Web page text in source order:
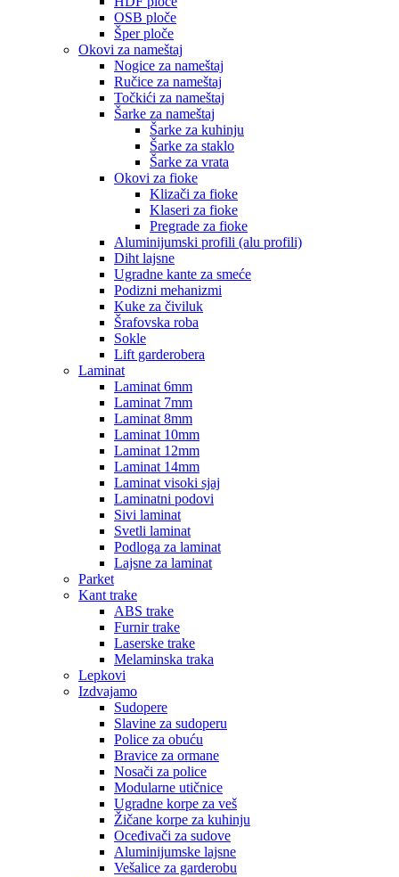
OSB ploče
Šper ploče
Okovi za nameštaj
Nogice za nameštaj
Ručice za nameštaj
Točkići za nameštaj
Šarke za nameštaj
Šarke za kuhinju
Šarke za staklo
Šarke za vrata
Okovi za fioke
Klizači za fioke
Klaseri za fioke
Pregrade za fioke
Aluminijumski profili (alu profili)
Diht lajsne
Ugradne kante za smeće
Podizni mehanizmi
Kuke za čiviluk
Šrafovska roba
Sokle
Lift garderobera
Laminat
Laminat 6mm
Laminat 7mm
Laminat 8mm
Laminat 10mm
Laminat 12mm
Laminat 14mm
Laminat visoki sjaj
Laminatni podovi
Sivi laminat
Svetli laminat
Podloga za laminat
Lajsne za laminat
Parket
Kant trake
ABS trake
Furnir trake
Laserske trake
Melaminska traka
Lepkovi
Izdvajamo
Sudopere
Slavine za sudoperu
Police za obuću
Bravice za ormane
Nosači za police
Modularne utičnice
Ugradne korpe za veš
Žičane korpe za kuhinju
Oceđivači za sudove
Aluminijumske lajsne
Vešalice za garderobu